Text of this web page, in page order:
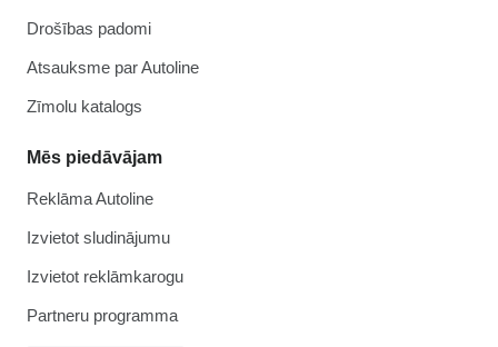
Drošības padomi
Atsauksme par Autoline
Zīmolu katalogs
Mēs piedāvājam
Reklāma Autoline
Izvietot sludinājumu
Izvietot reklāmkarogu
Partneru programma